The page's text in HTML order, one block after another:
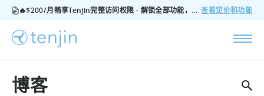
🔥$200/月畅享Tenjin完整访问权限 - 解锁全部功能，无隐藏费用，随时可取消 查看定价和功能
博客